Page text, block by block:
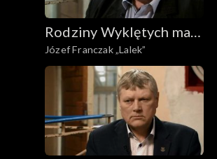
Rodziny Wyklętych mają
głos
Józef Franczak „Lalek”